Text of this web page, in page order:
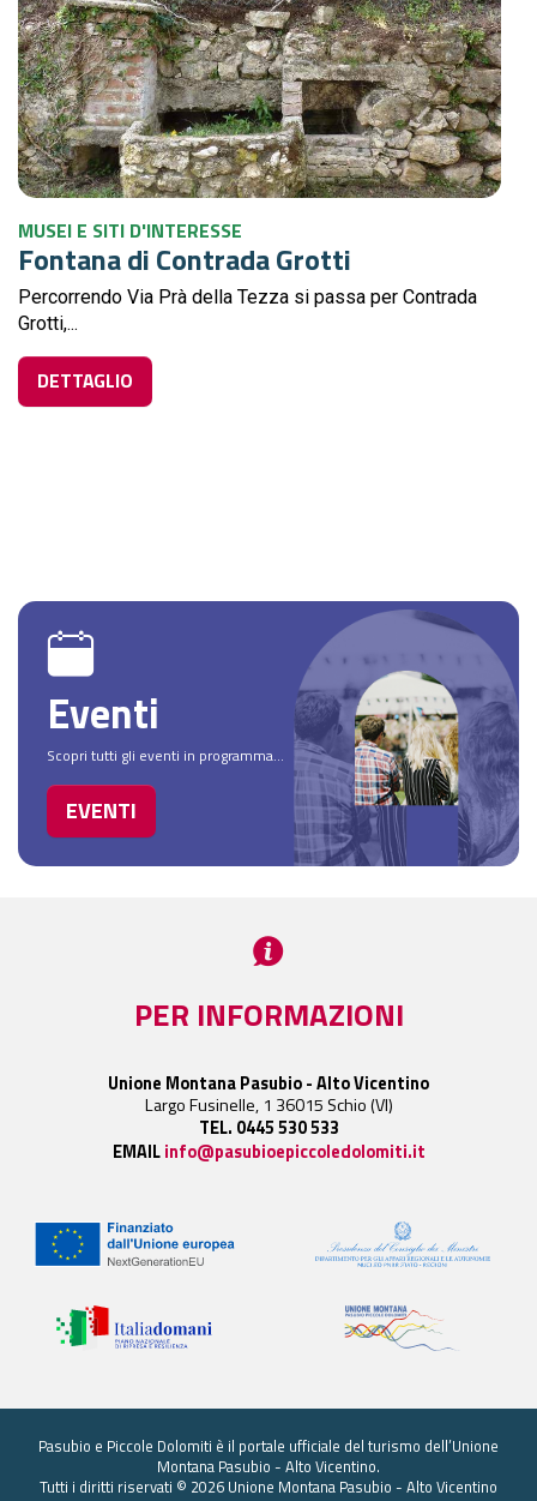
MUSEI E SITI D'INTERESSE
Fontana di Contrada Grotti
Percorrendo Via Prà della Tezza si passa per Contrada
Grotti,...
DETTAGLIO
Eventi
Scopri tutti gli eventi in programma...
EVENTI
PER INFORMAZIONI
Unione Montana Pasubio - Alto Vicentino
Largo Fusinelle, 1 36015 Schio (VI)
TEL. 0445 530 533
EMAILinfo@pasubioepiccoledolomiti.it
Pasubio e Piccole Dolomiti è il portale ufficiale del turismo dell’Unione
Montana Pasubio - Alto Vicentino.
Tutti i diritti riservati © 2026 Unione Montana Pasubio - Alto Vicentino